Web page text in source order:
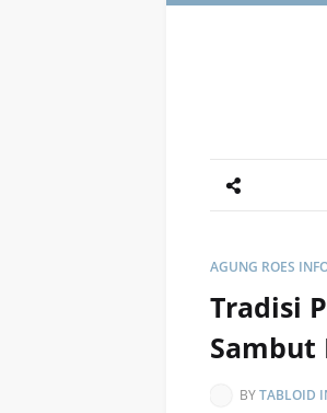
AGUNG ROES
Tradisi
Sambut
BYTABLOID